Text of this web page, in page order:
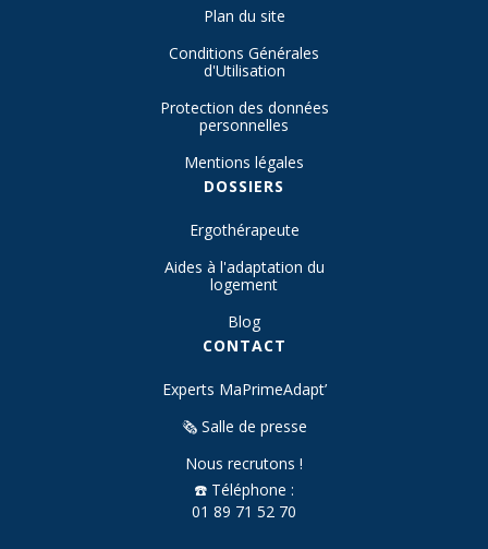
Plan du site
Conditions Générales
d'Utilisation
Protection des données
personnelles
Mentions légales
DOSSIERS
Ergothérapeute
Aides à l'adaptation du
logement
Blog
CONTACT
Experts MaPrimeAdapt’
🗞️ Salle de presse
Nous recrutons !
☎️ Téléphone :
01 89 71 52 70